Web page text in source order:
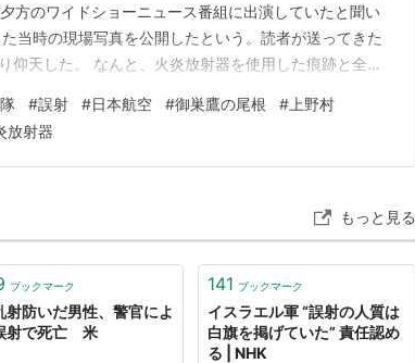
方のワイドショーニュース番組に出演していたと聞い
当時の現場写真を公開したという。読者が送ってきた
仰天した。 なんと、火炎放射器を使用した痕跡と全く
説明する。 自衛隊撮影の現場写真には、真っ暗闇の中
ている炎がくっきりと映っ…
#誤射 #日本航空 #御巣鷹の尾根 # 上野村
放射器
もっと見る
ブックマーク
射防いだ男性、警官によ
射で死亡 米
141 ブックマーク
イスラエル軍 “誤射の人質は
白旗を掲げていた” 責任認め
る | NHK